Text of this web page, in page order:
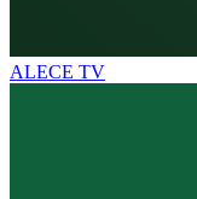
ALECE TV